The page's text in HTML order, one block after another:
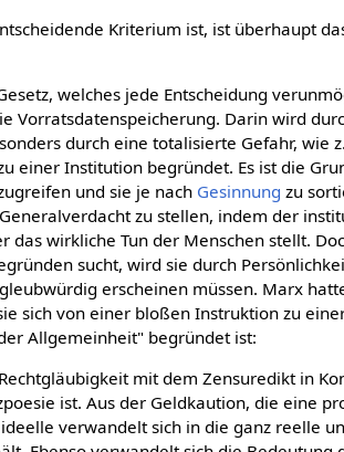
Kriterium ist, ist überhaupt
welches jede Entscheidung
Vorratsdatenspeicherung. Darin wird
durch eine totalisierte Gefahr, wie
einer Institution begründet. Es ist die
und sie je nach Gesinnung zu
zu stellen, indem der
das wirkliche Tun der Menschen stellt.
sucht, wird sie durch
erscheinen müssen. Marx
sich von einer bloßen Instruktion zu
Allgemeinheit" begründet ist:
mit dem Zensuredikt in
ist. Aus der Geldkaution, die eine
verwandelt sich in die ganz reelle